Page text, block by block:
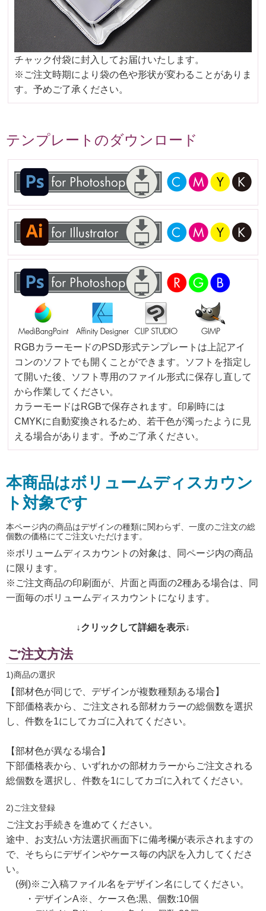
チャック付袋に封入してお届けいたします。
※ご注文時期により袋の色や形状が変わることがありま
す。予めご了承ください。
テンプレートのダウンロード
RGBカラーモードのPSD形式テンプレートは上記アイ
コンのソフトでも開くことができます。ソフトを指定し
て開いた後、ソフト専用のファイル形式に保存し直して
から作業してください。
カラーモードはRGBで保存されます。印刷時には
CMYKに自動変換されるため、若干色が濁ったように見
える場合があります。予めご了承ください。
本商品はボリュームディスカウン
ト対象です
本ページ内の商品はデザインの種類に関わらず、一度のご注文の総
個数の価格にてご注文いただけます。
※ボリュームディスカウントの対象は、同ページ内の商品
に限ります。
※ご注文商品の印刷面が、片面と両面の2種ある場合は、同
一面毎のボリュームディスカウントになります。
↓クリックして詳細を表示↓
ご注文方法
1)商品の選択
【部材色が同じで、デザインが複数種類ある場合】
下部価格表から、ご注文される部材カラーの総個数を選択
し、件数を1にしてカゴに入れてください。
【部材色が異なる場合】
下部価格表から、いずれかの部材カラーからご注文される
総個数を選択し、件数を1にしてカゴに入れてください。
2)ご注文登録
ご注文お手続きを進めてください。
途中、お支払い方法選択画面下に備考欄が表示されますの
で、そちらにデザインやケース毎の内訳を入力してくださ
い。
(例)※ご入稿ファイル名をデザイン名にしてください。
・デザインA※、ケース色:黒、個数:10個